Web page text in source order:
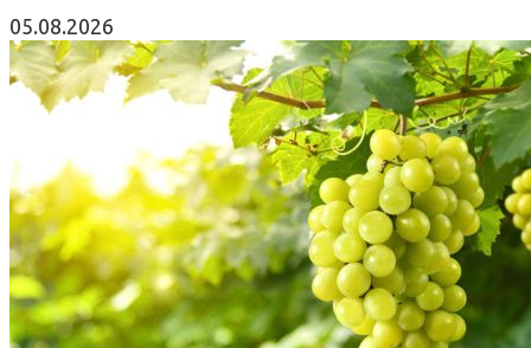
05.08.2026